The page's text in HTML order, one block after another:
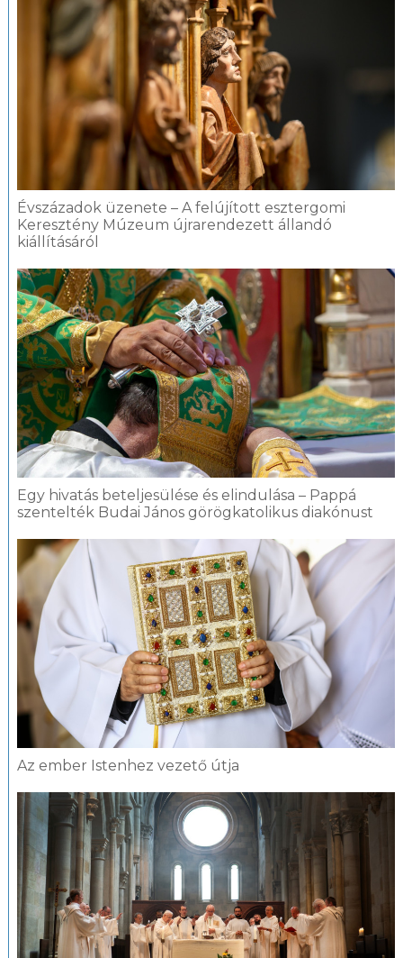
Évszázadok üzenete – A felújított esztergomi
Keresztény Múzeum újrarendezett állandó
kiállításáról
Egy hivatás beteljesülése és elindulása – Pappá
szentelték Budai János görögkatolikus diakónust
Az ember Istenhez vezető útja